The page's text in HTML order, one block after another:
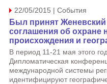
22/05/2015 | События
Был принят Женевский
соглашения об охране
происхождения и
В период 11-21 мая этого
Дипломатическая
международной системы
идентифицируют